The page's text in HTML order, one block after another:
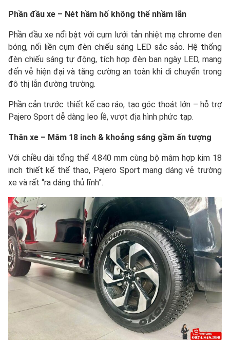
Phần đầu xe – Nét hầm hố không thể nhầm lẫn
Phần đầu xe nổi bật với cụm lưới tản nhiệt mạ chrome đen
bóng, nối liền cụm đèn chiếu sáng LED sắc sảo. Hệ thống
đèn chiếu sáng tự động, tích hợp đèn ban ngày LED, mang
đến vẻ hiện đại và tăng cường an toàn khi di chuyển trong
đô thị lẫn đường trường.
Phần cản trước thiết kế cao ráo, tạo góc thoát lớn – hỗ trợ
Pajero Sport dễ dàng leo lề, vượt địa hình phức tạp.
Thân xe – Mâm 18 inch & khoảng sáng gầm ấn tượng
Với chiều dài tổng thể 4.840 mm cùng bộ mâm hợp kim 18
inch thiết kế thể thao, Pajero Sport mang dáng vẻ trường
xe và rất “ra dáng thủ lĩnh”.